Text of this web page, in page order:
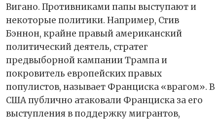
Вигано. Противниками папы выступают и
некоторые политики. Например, Стив
Бэннон, крайне правый американский
политический деятель, стратег
предвыборной кампании Трампа и
покровитель европейских правых
популистов, называет Франциска «врагом». В
США публично атаковали Франциска за его
выступления в поддержку мигрантов,